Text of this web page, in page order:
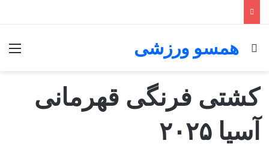
همسو ورزشی
جستجو برای
کشتی فرنگی قهرمانی
آسیا ۲۰۲۵